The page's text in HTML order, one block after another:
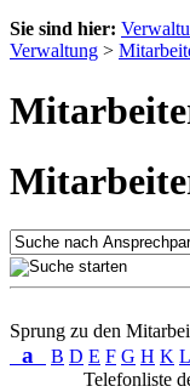
Sie sind hier:
Verwaltung >
Sprung zu den
a B D E F G H K L
Telefonliste